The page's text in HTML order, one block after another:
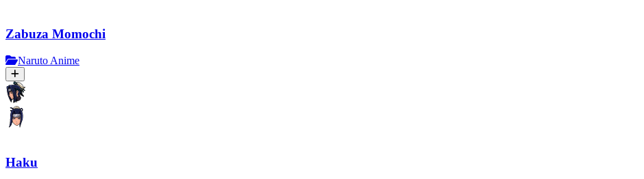
Zabuza Momochi
Naruto Anime
Haku